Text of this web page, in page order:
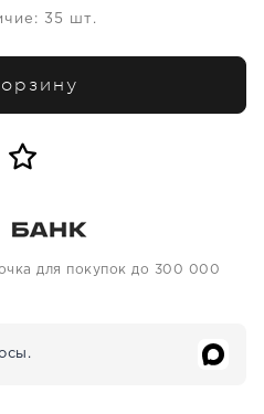
35 шт.
для покупок до 300 000